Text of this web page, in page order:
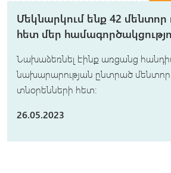
Մեկնարկում ենք 42
հետ մեր
Նախաձեռնել էինք առցանց
նախարարության ընտրած մենտոր
տնօրենների հետ։
26.05.2023